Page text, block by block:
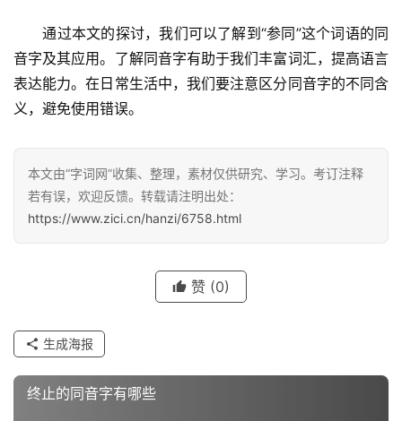
汉
字
词
通过本文的探讨，我们可以了解到“参同”这个词语的同
音字及其应用。了解同音字有助于我们丰富词汇，提高语言
表达能力。在日常生活中，我们要注意区分同音字的不同含
义，避免使用错误。
本文由“字词网”收集、整理，素材仅供研究、学习。考订注释
若有误，欢迎反馈。转载请注明出处：
https://www.zici.cn/hanzi/6758.html
赞 (0)
生成海报
终止的同音字有哪些